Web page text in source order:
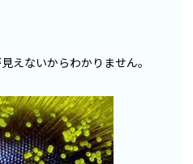
えないからわかりません。